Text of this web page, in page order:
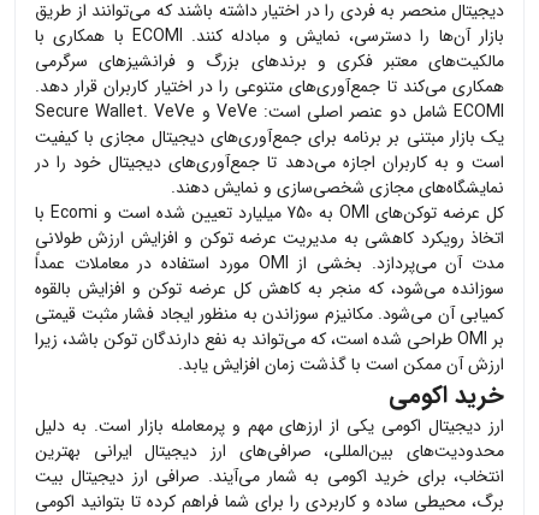
دیجیتال منحصر به فردی را در اختیار داشته باشند که می‌توانند از طریق
بازار آن‌ها را دسترسی، نمایش و مبادله کنند. ECOMI با همکاری با
مالکیت‌های معتبر فکری و برندهای بزرگ و فرانشیزهای سرگرمی
همکاری می‌کند تا جمع‌آوری‌های متنوعی را در اختیار کاربران قرار دهد.
ECOMI شامل دو عنصر اصلی است: VeVe و Secure Wallet. VeVe
یک بازار مبتنی بر برنامه برای جمع‌آوری‌های دیجیتال مجازی با کیفیت
است و به کاربران اجازه می‌دهد تا جمع‌آوری‌های دیجیتال خود را در
نمایشگاه‌های مجازی شخصی‌سازی و نمایش دهند.
کل عرضه توکن‌های OMI به 750 میلیارد تعیین شده است و Ecomi با
اتخاذ رویکرد کاهشی به مدیریت عرضه توکن و افزایش ارزش طولانی
مدت آن می‌پردازد. بخشی از OMI مورد استفاده در معاملات عمداً
سوزانده می‌شود، که منجر به کاهش کل عرضه توکن و افزایش بالقوه
کمیابی آن می‌شود. مکانیزم سوزاندن به منظور ایجاد فشار مثبت قیمتی
بر OMI طراحی شده است، که می‌تواند به نفع دارندگان توکن باشد، زیرا
ارزش آن ممکن است با گذشت زمان افزایش یابد.
خرید اکومی
ارز دیجیتال اکومی یکی از ارزهای مهم و پرمعامله بازار است. به دلیل
محدودیت‌های بین‌المللی، صرافی‌های ارز دیجیتال ایرانی بهترین
انتخاب، برای خرید اکومی به شمار می‌آیند. صرافی ارز دیجیتال بیت
برگ، محیطی ساده و کاربردی را برای شما فراهم کرده تا بتوانید اکومی